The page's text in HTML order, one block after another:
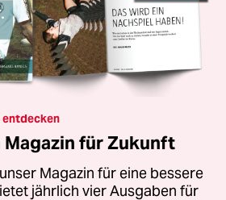
entdecken
Magazin für Zukunft
Magazin für eine bessere
jährlich vier Ausgaben für